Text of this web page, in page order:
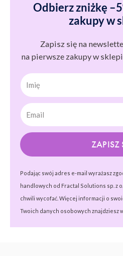
Odbierz zniżkę
zakupy w
Zapisz się na
na pierwsze zakupy w
Imię
ZAPISZ
Podając swój adres e-mail wyrażasz
handlowych od Fractal Solutions sp. z
chwili wycofać. Więcej informacji o
Twoich danych osobowych znajdziesz